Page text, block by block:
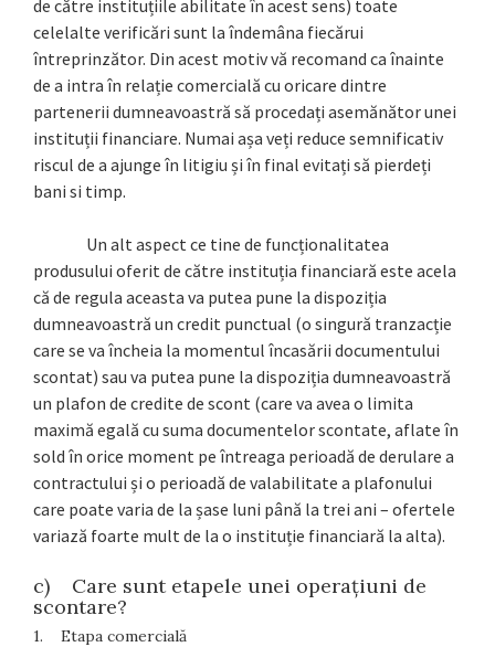
de către instituțiile abilitate în acest sens) toate
celelalte verificări sunt la îndemâna fiecărui
întreprinzător. Din acest motiv vă recomand ca înainte
de a intra în relație comercială cu oricare dintre
partenerii dumneavoastră să procedați asemănător unei
instituții financiare. Numai așa veți reduce semnificativ
riscul de a ajunge în litigiu și în final evitați să pierdeți
bani si timp.
Un alt aspect ce tine de funcționalitatea
produsului oferit de către instituția financiară este acela
că de regula aceasta va putea pune la dispoziția
dumneavoastră un credit punctual (o singură tranzacție
care se va încheia la momentul încasării documentului
scontat) sau va putea pune la dispoziția dumneavoastră
un plafon de credite de scont (care va avea o limita
maximă egală cu suma documentelor scontate, aflate în
sold în orice moment pe întreaga perioadă de derulare a
contractului și o perioadă de valabilitate a plafonului
care poate varia de la șase luni până la trei ani – ofertele
variază foarte mult de la o instituție financiară la alta).
c) Care sunt etapele unei operațiuni de
scontare?
1. Etapa comercială